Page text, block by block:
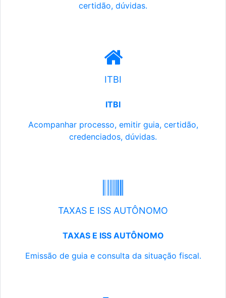
certidão, dúvidas.
ITBI
ITBI
Acompanhar processo, emitir guia, certidão,
credenciados, dúvidas.
TAXAS E ISS AUTÔNOMO
TAXAS E ISS AUTÔNOMO
Emissão de guia e consulta da situação fiscal.